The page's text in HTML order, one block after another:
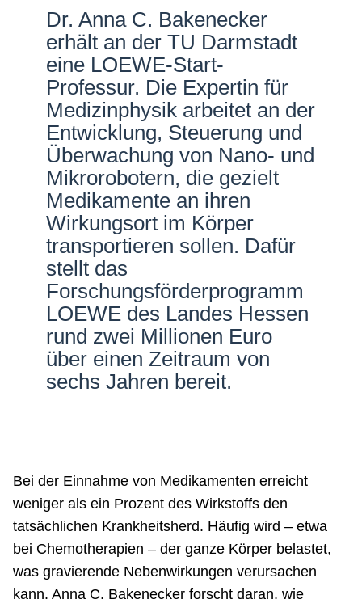
Dr. Anna C. Bakenecker
erhält an der TU Darmstadt
eine LOEWE-Start-
Professur. Die Expertin für
Medizinphysik arbeitet an der
Entwicklung, Steuerung und
Überwachung von Nano- und
Mikrorobotern, die gezielt
Medikamente an ihren
Wirkungsort im Körper
transportieren sollen. Dafür
stellt das
Forschungsförderprogramm
LOEWE des Landes Hessen
rund zwei Millionen Euro
über einen Zeitraum von
sechs Jahren bereit.
Bei der Einnahme von Medikamenten erreicht
weniger als ein Prozent des Wirkstoffs den
tatsächlichen Krankheitsherd. Häufig wird – etwa
bei Chemotherapien – der ganze Körper belastet,
was gravierende Nebenwirkungen verursachen
kann. Anna C. Bakenecker forscht daran, wie